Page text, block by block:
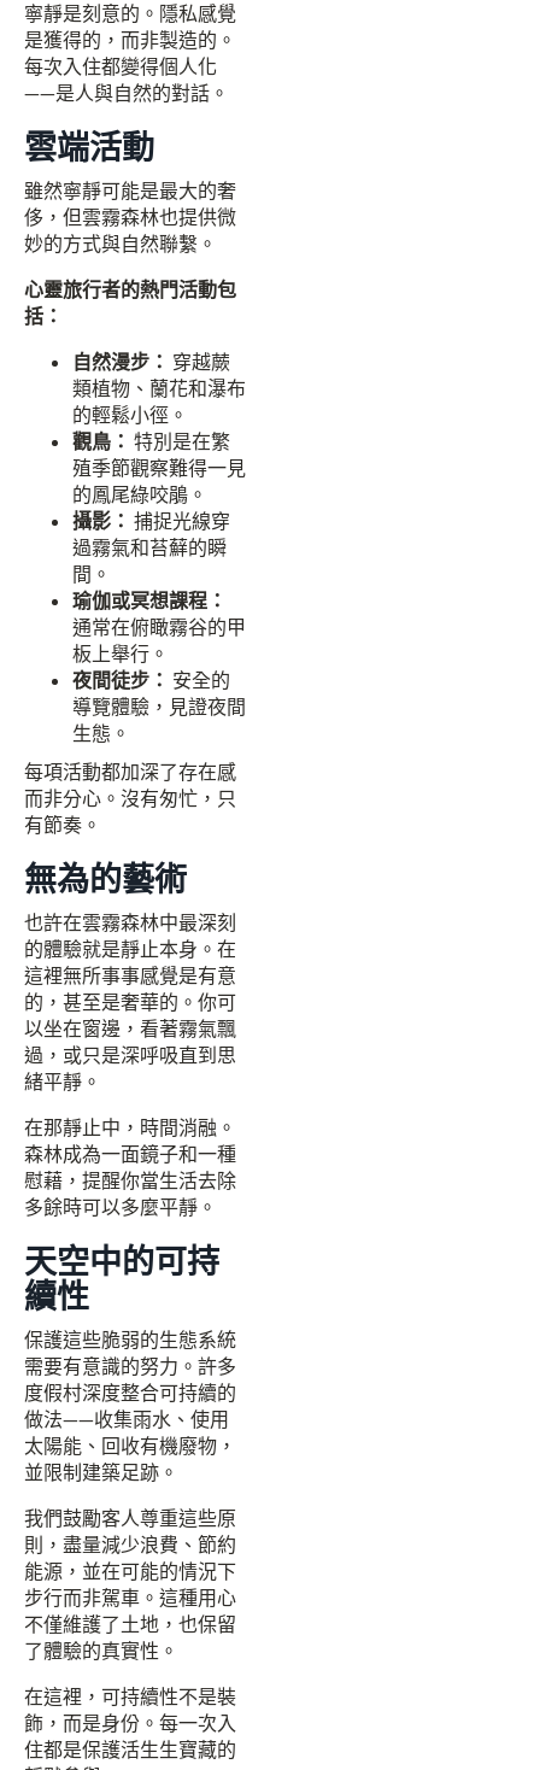
寧靜是刻意的。隱私感覺
是獲得的，而非製造的。
每次入住都變得個人化
——是人與自然的對話。
雲端活動
雖然寧靜可能是最大的奢
侈，但雲霧森林也提供微
妙的方式與自然聯繫。
心靈旅行者的熱門活動包
括：
自然漫步： 穿越蕨
類植物、蘭花和瀑布
的輕鬆小徑。
觀鳥： 特別是在繁
殖季節觀察難得一見
的鳳尾綠咬鵑。
攝影： 捕捉光線穿
過霧氣和苔蘚的瞬
間。
瑜伽或冥想課程：
通常在俯瞰霧谷的甲
板上舉行。
夜間徒步： 安全的
導覽體驗，見證夜間
生態。
每項活動都加深了存在感
而非分心。沒有匆忙，只
有節奏。
無為的藝術
也許在雲霧森林中最深刻
的體驗就是靜止本身。在
這裡無所事事感覺是有意
的，甚至是奢華的。你可
以坐在窗邊，看著霧氣飄
過，或只是深呼吸直到思
緒平靜。
在那靜止中，時間消融。
森林成為一面鏡子和一種
慰藉，提醒你當生活去除
多餘時可以多麼平靜。
天空中的可持
續性
保護這些脆弱的生態系統
需要有意識的努力。許多
度假村深度整合可持續的
做法——收集雨水、使用
太陽能、回收有機廢物，
並限制建築足跡。
我們鼓勵客人尊重這些原
則，盡量減少浪費、節約
能源，並在可能的情況下
步行而非駕車。這種用心
不僅維護了土地，也保留
了體驗的真實性。
在這裡，可持續性不是裝
飾，而是身份。每一次入
住都是保護活生生寶藏的